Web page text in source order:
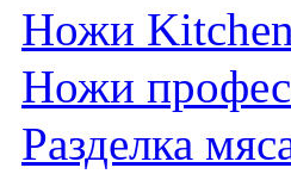
Ножи
Ножи
Разделка